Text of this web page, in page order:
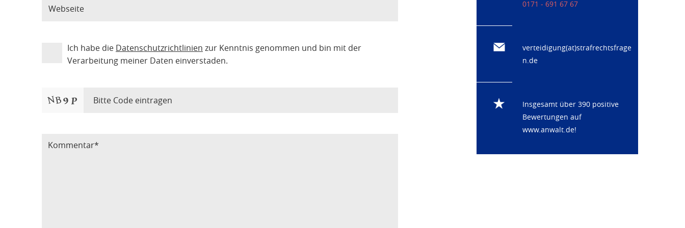
Ich habe die Datenschutzrichtlinien zur Kenntnis genommen und bin mit der
Verarbeitung meiner Daten einverstaden.
0171 - 691 67 67
verteidigung(at)strafrechtsfrage
n.de
Insgesamt über 390 positive
Bewertungen auf
www.anwalt.de!